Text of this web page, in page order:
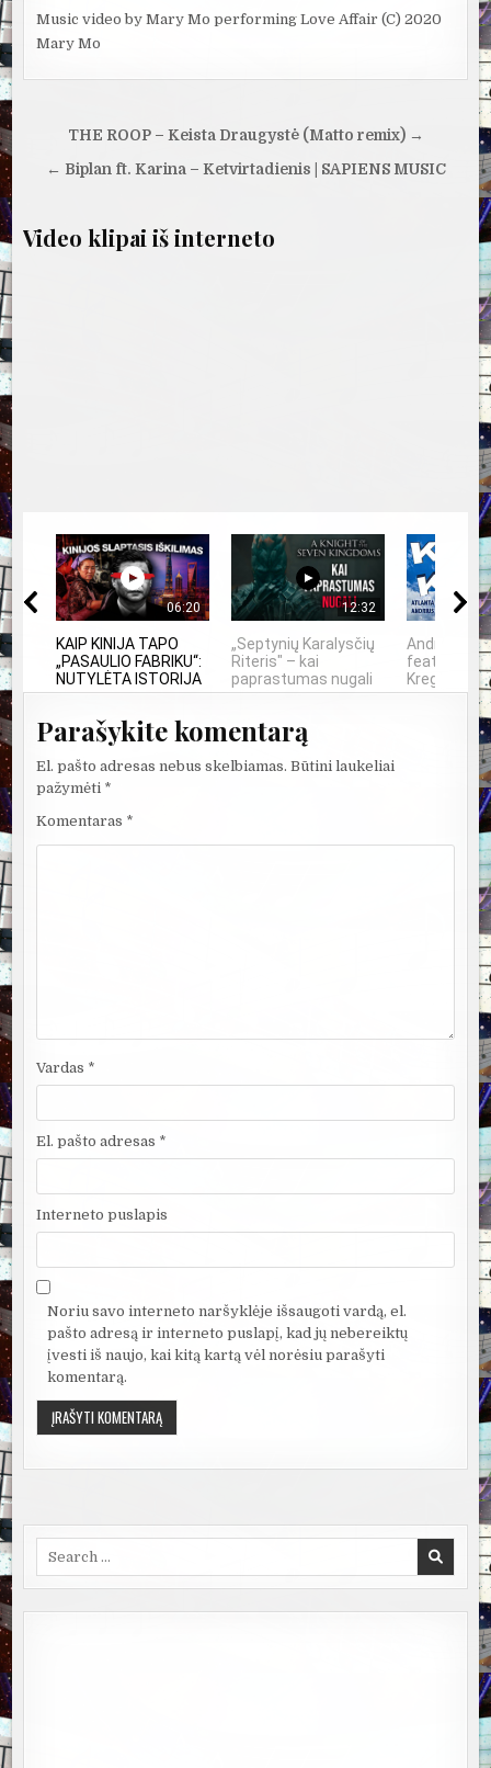
Music video by Mary Mo performing Love Affair (C) 2020
Mary Mo
Navigacija
tarp
THE ROOP – Keista Draugystė (Matto remix) →
← Biplan ft. Karina – Ketvirtadienis | SAPIENS MUSIC
Video klipai iš interneto
06:20
KAIP KINIJA TAPO
„PASAULIO FABRIKU“:
NUTYLĖTA ISTORIJA
12:32
„Septynių Karalysčių
Riteris" – kai
paprastumas nugali
Andrius
feat.
Kregždutės
Parašykite komentarą
El. pašto adresas nebus skelbiamas. Būtini laukeliai
pažymėti *
Komentaras *
Vardas *
El. pašto adresas *
Interneto puslapis
Noriu savo interneto naršyklėje išsaugoti vardą, el.
pašto adresą ir interneto puslapį, kad jų nebereiktų
įvesti iš naujo, kai kitą kartą vėl norėsiu parašyti
komentarą.